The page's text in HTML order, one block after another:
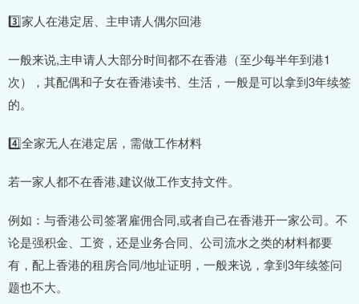
3️⃣家人在港定居、主申请人偶尔回港
一般来说,主申请人大部分时间都不在香港（至少每半年到港1
次），其配偶和子女在香港读书、生活，一般是可以拿到3年续签
的。
4️⃣全家无人在港定居，需做工作材料
若一家人都不在香港,建议做工作支持文件。
例如：与香港公司签署雇佣合同,或者自己在香港开一家公司。不
论是强积金、工资，还是业务合同、公司流水之类的材料都要
有，配上香港的租房合同/地址证明，一般来说，拿到3年续签问
题也不大。